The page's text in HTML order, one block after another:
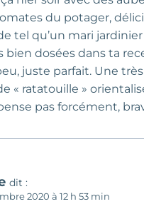
du potager,
tel qu’un mari jardinier
bien dosées dans ta
juste parfait. Une
« ratatouille »
pas forcément,
dit :
2020 à 12 h 53 min